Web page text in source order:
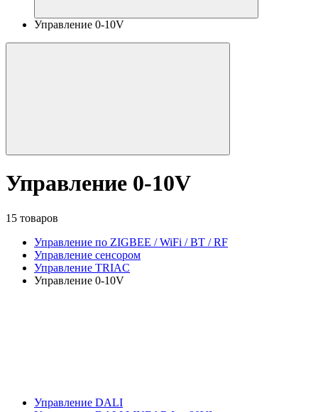
Управление 0-10V
Управление 0-10V
15 товаров
Управление по ZIGBEE / WiFi / BT / RF
Управление сенсором
Управление TRIAC
Управление 0-10V
Управление DALI